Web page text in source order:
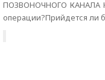
ПОЗВОНОЧНОГО КАНАЛА
операции?Прийдется ли